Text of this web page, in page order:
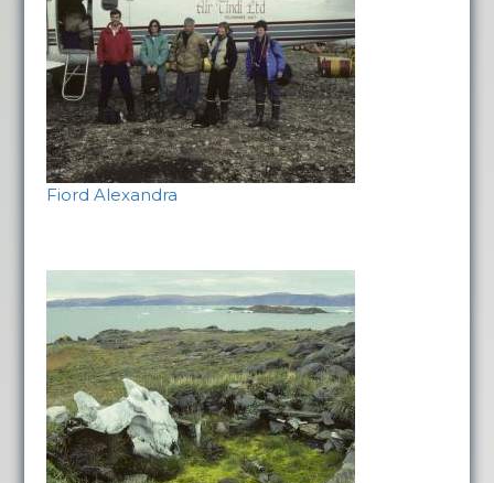
Fiord Alexandra